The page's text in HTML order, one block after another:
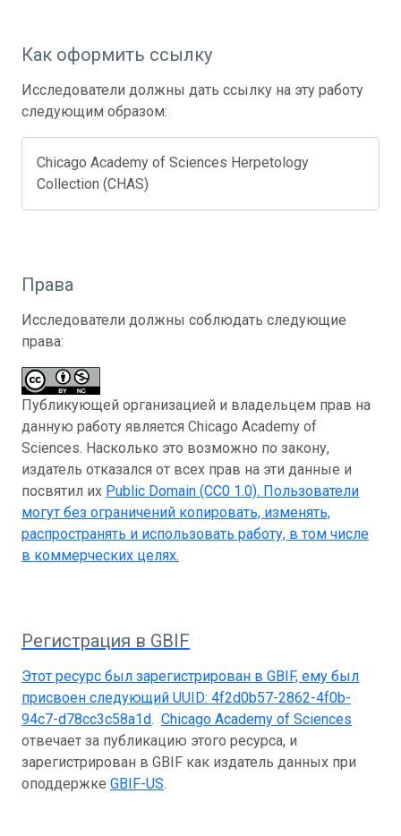
Как оформить ссылку
Исследователи должны дать ссылку на эту работу
следующим образом:
Chicago Academy of Sciences Herpetology
Collection (CHAS)
Права
Исследователи должны соблюдать следующие
права:
Публикующей организацией и владельцем прав на
данную работу является Chicago Academy of
Sciences. Насколько это возможно по закону,
издатель отказался от всех прав на эти данные и
посвятил их Public Domain (CC0 1.0). Пользователи
могут без ограничений копировать, изменять,
распространять и использовать работу, в том числе
в коммерческих целях.
Регистрация в GBIF
Этот ресурс был зарегистрирован в GBIF, ему был
присвоен следующий UUID: 4f2d0b57-2862-4f0b-
94c7-d78cc3c58a1d. Chicago Academy of Sciences
отвечает за публикацию этого ресурса, и
зарегистрирован в GBIF как издатель данных при
оподдержке GBIF-US.